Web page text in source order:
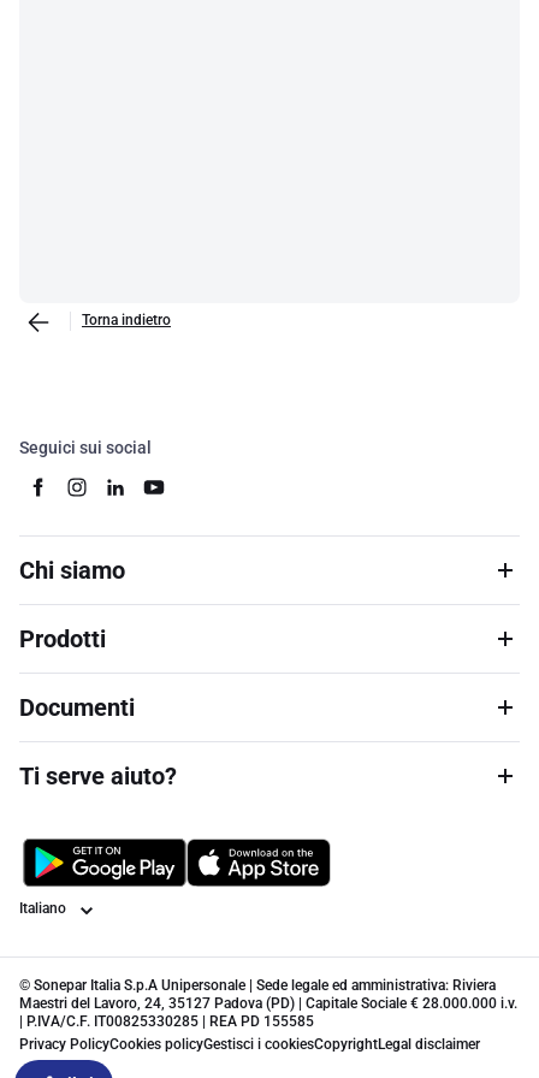
Torna indietro
Seguici sui social
Chi siamo
Prodotti
Documenti
Ti serve aiuto?
Lingua
© Sonepar Italia S.p.A Unipersonale | Sede legale ed amministrativa: Riviera
Maestri del Lavoro, 24, 35127 Padova (PD) | Capitale Sociale € 28.000.000 i.v.
| P.IVA/C.F. IT00825330285 | REA PD 155585
Privacy PolicyCookies policyGestisci i cookiesCopyrightLegal disclaimer